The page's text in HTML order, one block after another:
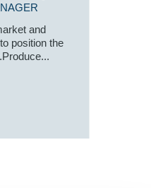
and
position the